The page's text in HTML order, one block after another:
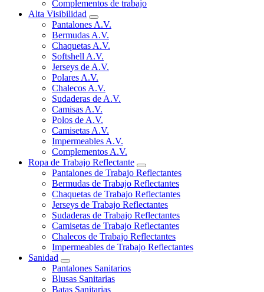
Complementos de trabajo
Alta Visibilidad
Pantalones A.V.
Bermudas A.V.
Chaquetas A.V.
Softshell A.V.
Jerseys de A.V.
Polares A.V.
Chalecos A.V.
Sudaderas de A.V.
Camisas A.V.
Polos de A.V.
Camisetas A.V.
Impermeables A.V.
Complementos A.V.
Ropa de Trabajo Reflectante
Pantalones de Trabajo Reflectantes
Bermudas de Trabajo Reflectantes
Chaquetas de Trabajo Reflectantes
Jerseys de Trabajo Reflectantes
Sudaderas de Trabajo Reflectantes
Camisetas de Trabajo Reflectantes
Chalecos de Trabajo Reflectantes
Impermeables de Trabajo Reflectantes
Sanidad
Pantalones Sanitarios
Blusas Sanitarias
Batas Sanitarias